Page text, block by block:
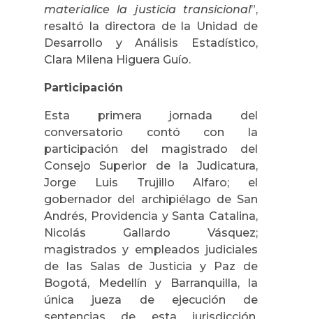
materialice la justicia transicional”,
resaltó la directora de la Unidad de
Desarrollo y Análisis Estadístico,
Clara Milena Higuera Guío.
Participación
Esta primera jornada del
conversatorio contó con la
participación del magistrado del
Consejo Superior de la Judicatura,
Jorge Luis Trujillo Alfaro; el
gobernador del archipiélago de San
Andrés, Providencia y Santa Catalina,
Nicolás Gallardo Vásquez;
magistrados y empleados judiciales
de las Salas de Justicia y Paz de
Bogotá, Medellín y Barranquilla, la
única jueza de ejecución de
sentencias de esta jurisdicción,